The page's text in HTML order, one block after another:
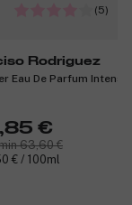
(5)
Rodriguez
Eau De Parfum Intense
€
63,60 €
€ / 100ml